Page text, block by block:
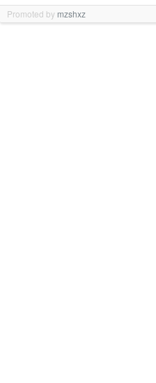
Promoted by mzshxz